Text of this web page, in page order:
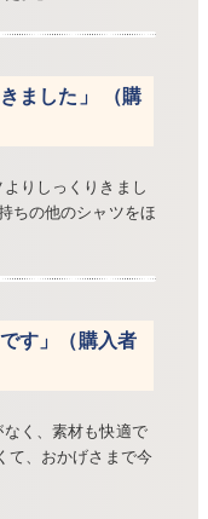
ました」 （購
りしっくりきまし
ちの他のシャツをほ
す」（購入者
なく、素材も快適で
て、おかげさまで今